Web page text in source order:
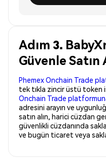
Adım 3.
Güvenle Satın
Phemex Onchain Trade
tek tıkla zincir üstü token
Onchain Trade
adresini arayın ve
satın alın, harici cüzdan
güvenlikli cüzdanında
ve bugün ticaret veya